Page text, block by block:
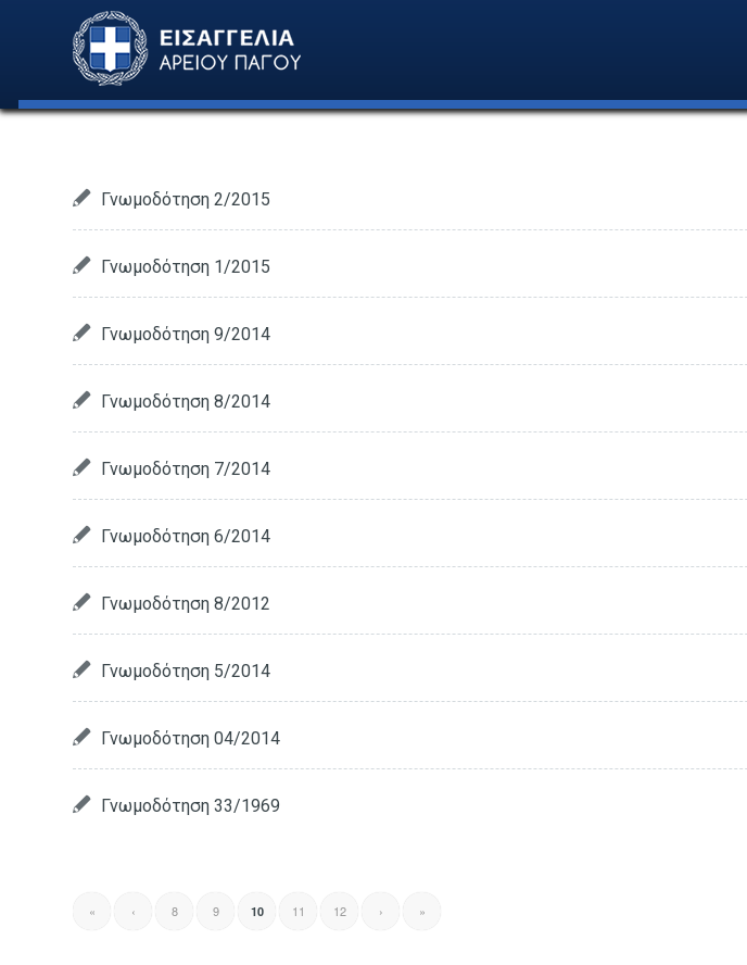
Γνωμοδότηση 2/2015
Γνωμοδότηση 1/2015
Γνωμοδότηση 9/2014
Γνωμοδότηση 8/2014
Γνωμοδότηση 7/2014
Γνωμοδότηση 6/2014
Γνωμοδότηση 8/2012
Γνωμοδότηση 5/2014
Γνωμοδότηση 04/2014
Γνωμοδότηση 33/1969
« ‹ 8 9 10 11 12 › »